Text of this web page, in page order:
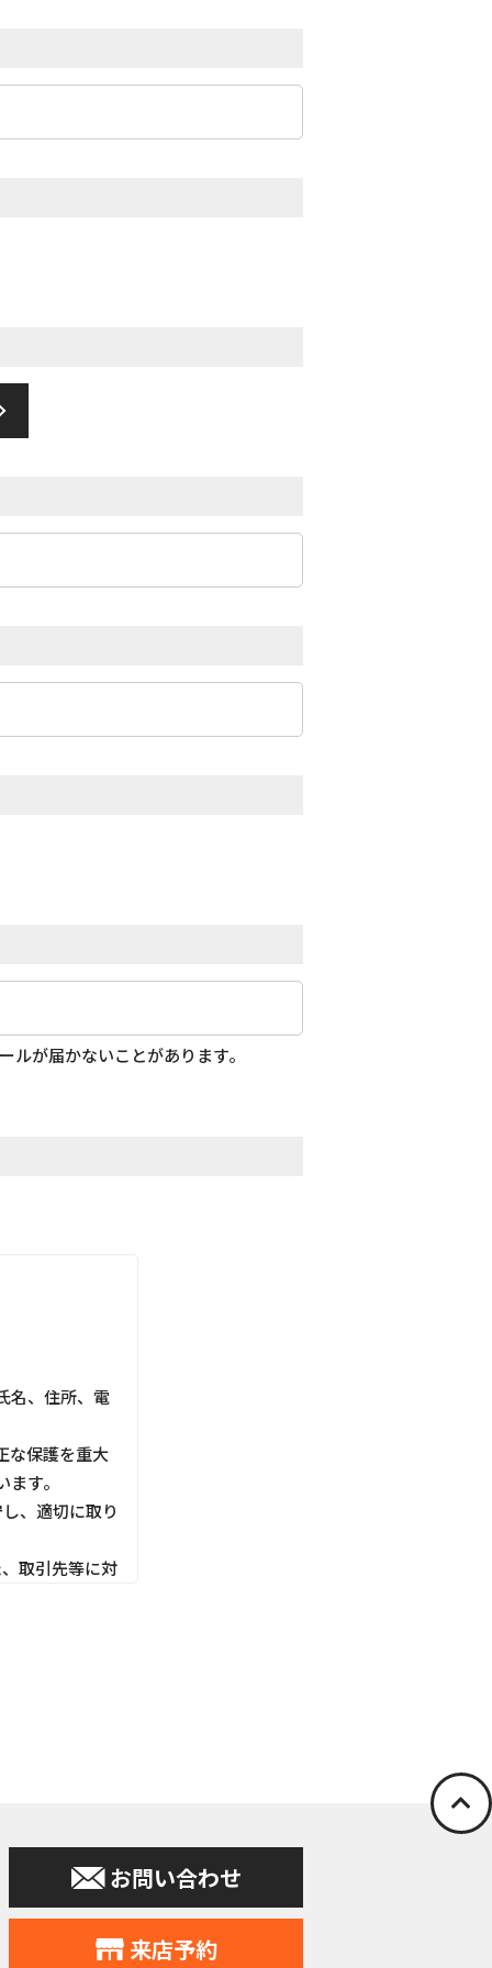
が届かないことがあります。
名、住所、電
な保護を重大
す。
、適切に取り
取引先等に対
込みの受付、
会社又は業務
所、電話番号
お問い合わせ
来店予約